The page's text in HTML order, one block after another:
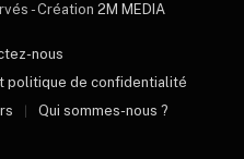
- Création 2M MEDIA
nous
politique de confidentialité
Qui sommes-nous ?